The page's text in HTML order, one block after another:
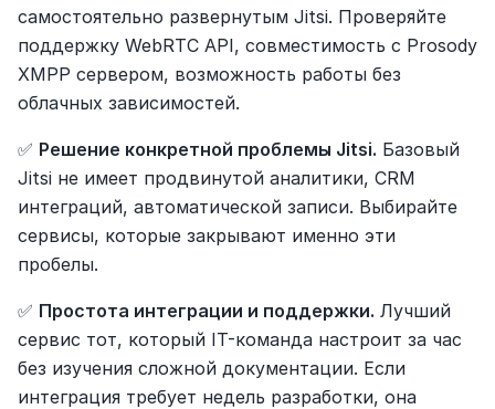
самостоятельно развернутым Jitsi. Проверяйте
поддержку WebRTC API, совместимость с Prosody
XMPP сервером, возможность работы без
облачных зависимостей.
✅ Решение конкретной проблемы Jitsi. Базовый
Jitsi не имеет продвинутой аналитики, CRM
интеграций, автоматической записи. Выбирайте
сервисы, которые закрывают именно эти
пробелы.
✅ Простота интеграции и поддержки. Лучший
сервис тот, который IT-команда настроит за час
без изучения сложной документации. Если
интеграция требует недель разработки, она